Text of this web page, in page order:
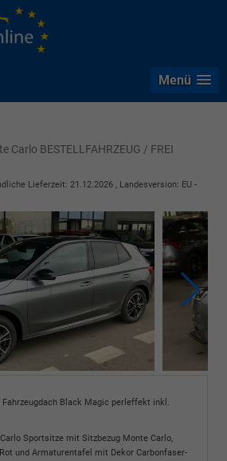
Menü
Carlo BESTELLFAHRZEUG / FREI
Lieferzeit: 21.12.2026 , Landesversion: EU -
Black Magic perleffekt inkl.
Sportsitze mit Sitzbezug Monte Carlo,
und Armaturentafel mit Dekor Carbonfaser-